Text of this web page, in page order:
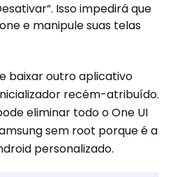
Isso impedirá que
e manipule suas telas
baixar outro aplicativo
recém-atribuído.
eliminar todo o One UI
sem root porque é a
personalizado.